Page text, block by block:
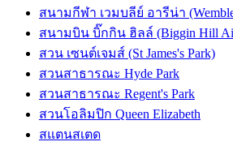
สนามกีฬา เวมบลีย์ อารีน่า
สนามบิน บิ๊กกิน ฮิลล์ (Biggin Hill
สวน เซนต์เจมส์ (St James's Park)
สวนสาธารณะ Hyde Park
สวนสาธารณะ Regent's Park
สวนโอลิมปิก Queen Elizabeth
สแตนสเตด